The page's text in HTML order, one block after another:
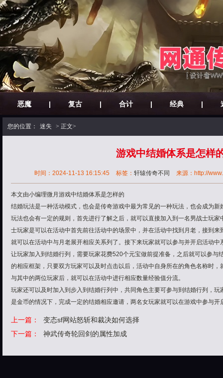
恶魔 | 复古 | 合计 | 经典 |
您的位置： 迷失 > 正文>
游戏中结婚体系是怎样
时间：2024-11-13 16:15:45 标签： 轩辕传奇不同 来源：http://
本文由小编理微月游戏中结婚体系是怎样的
结婚玩法是一种活动模式，也会是传奇游戏中最为常见的一种玩法，也会成为
玩法也会有一定的规则，首先进行了解之后，就可以直接加入到一名男战士玩
士玩家是可以在活动中首先前往活动中的场景中，并在活动中找到月老，接到
就可以在活动中与月老展开相应关系列了。接下来玩家就可以参与并开启活动
让玩家加入到结婚行列，需要玩家花费520个元宝做前提准备，之后就可以参与
的相应框架，只要双方玩家可以及时点击以后，活动中自身所在的角色名称时
与其中的两位玩家后，就可以在活动中进行相应数量经验值分流。
玩家还可以及时加入到步入到结婚行列中，共同角色主要可参与到结婚行列，
是金币的情况下，完成一定的结婚相应邀请，两名女玩家就可以在游戏中参与开
上一篇：
变态sf网站怒斩和裁决如何选择
下一篇：
神武传奇轮回剑的属性加成